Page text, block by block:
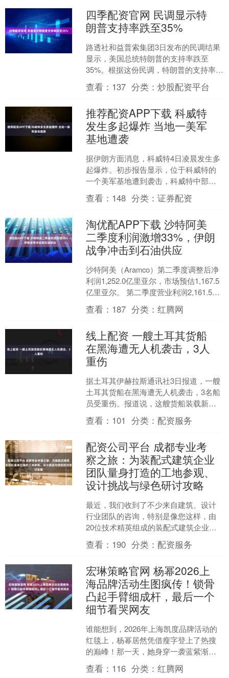
四季配资官网 民调显示特
朗普支持率跌至35%
路透社和益普索集团3日发布的民调结果
显示，美国总统特朗普的支持率跌至
35%。根据这份民调，特朗普的支持率从
上月的37%降至35%，只比其任内支持率
最低水平高出1....
查看： 137 分类：炒股配资平台
推荐配资APP下载 科威特
发生多起爆炸 当地一美军
基地遭袭
据伊朗方面消息，科威特4日凌晨发生多
起爆炸。初步报告显示，位于科威特的
一个美军基地遭到袭击，科威特中部可
以看到浓烟和火光。消息称，伊拉克南
部也能听见爆炸声。对于....
查看： 148 分类：证券配资
淘优配APP下载 沙特阿美
二季度利润激增33%，伊朗
战争冲击到石油供应
沙特阿美（Aramco）第二季度调整后净
利润1,252.0亿里亚尔，市场预估1,167.5
亿里亚尔。 第二季度营业利润2,161.5亿
里亚尔，同比增长29%，市....
查看： 187 分类：红腾网
线上配资 一艘土耳其货船
在黑海遭无人机袭击，3人
重伤
据土耳其伊赫拉斯通讯社3日报道，一艘
土耳其货船在黑海遭无人机袭击，3名船
员受重伤。报道说，这艘货船装载新鲜
蔬菜和水果，从土耳其萨姆松港出发前
往俄罗斯新罗西斯克港....
查看： 101 分类：配资服务
配资公司平台 成都专业考
察之旅：为装配式建筑企业
团队量身打造的工地参观、
设计挑战与绿色研讨攻略
最近，我们收到了不少来自建筑、设计
行业团队的咨询，特别是像您这样，由
20位技术精英组成的装配式建筑企业团
队，希望在成都进行一次既深入专业又
富有启发的考察。我们非....
查看： 190 分类：配资服务
宏琳策略官网 杨幂2026上
海品牌活动生图疯传！锁骨
凸起手臂细成杆，最后一个
细节看哭网友
谁能想到，2026年上海凯度品牌活动的
红毯上，杨幂居然凭借瘦字登上了热搜
的巅峰！那一天，她身穿一袭蓝紫渐变
色的水元素高定服装，层层叠叠的设计
仿佛展示着流动的水波....
查看： 116 分类：红腾网